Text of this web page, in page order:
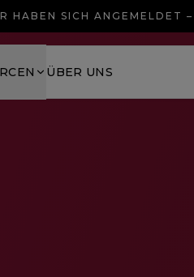
HABEN SICH ANGEMELDET
ÜBER UNS